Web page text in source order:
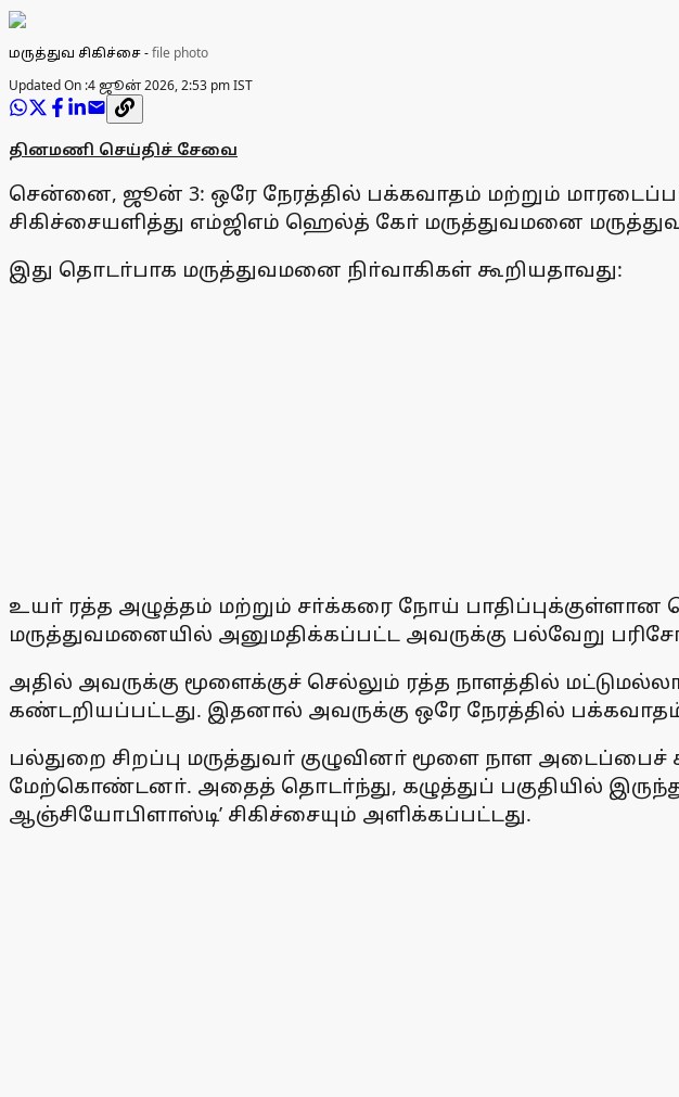
மருத்துவ சிகிச்சை-file photo
Updated On :4 ஜூன் 2026, 2:53 pm IST
தினமணி செய்திச் சேவை
சென்னை, ஜூன் 3: ஒரே நேரத்தில் பக்கவாதம் மற்றும்
சிகிச்சையளித்து எம்ஜிஎம் ஹெல்த் கோ் மருத்துவமனை
இது தொடா்பாக மருத்துவமனை நிா்வாகிகள் கூறியதாவது:
உயா் ரத்த அழுத்தம் மற்றும் சா்க்கரை நோய் பாதிப்புக்குள்ளான
மருத்துவமனையில் அனுமதிக்கப்பட்ட அவருக்கு பல்வேறு
அதில் அவருக்கு மூளைக்குச் செல்லும் ரத்த நாளத்தில்
கண்டறியப்பட்டது. இதனால் அவருக்கு ஒரே நேரத்தில் பக்கவாதம்
பல்துறை சிறப்பு மருத்துவா் குழுவினா் மூளை நாள
மேற்கொண்டனா். அதைத் தொடா்ந்து, கழுத்துப் பகுதியில்
ஆஞ்சியோபிளாஸ்டி’ சிகிச்சையும் அளிக்கப்பட்டது.